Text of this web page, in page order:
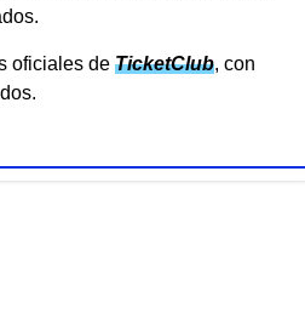
oficiales de TicketClub, con